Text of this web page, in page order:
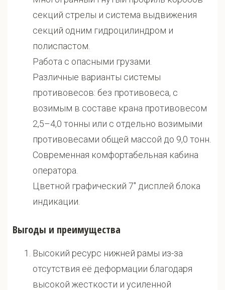
секций стрелы и система выдвижения
секций одним гидроцилиндром и
полиспастом.
Работа с опасными грузами.
Различные варианты системы
противовесов: без противовеса, с
возимым в составе крана противовесом
2,5–4,0 тонны или с отдельно возимыми
противовесами общей массой до 9,0 тонн.
Современная комфортабельная кабина
оператора.
Цветной графический 7" дисплей блока
индикации.
Выгоды и преимущества
Высокий ресурс нижней рамы из-за
отсутствия её деформации благодаря
высокой жесткости и усиленной